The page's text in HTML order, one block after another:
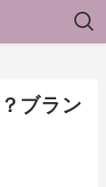
ブラン